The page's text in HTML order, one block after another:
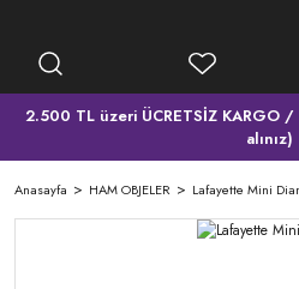
2.500 TL üzeri ÜCRETSİZ KARGO
alınız)
Anasayfa HAM OBJELER Lafayette Mini